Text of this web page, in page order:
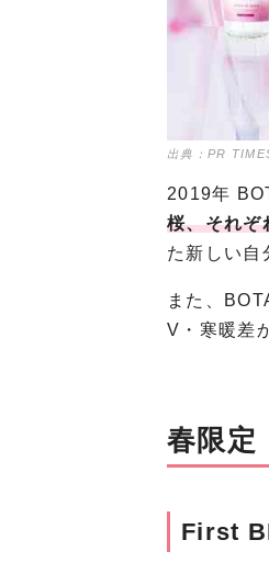
出典：PR
2019年
桜、それぞ
た新しい自
また、
V・寒暖差
春限定
First